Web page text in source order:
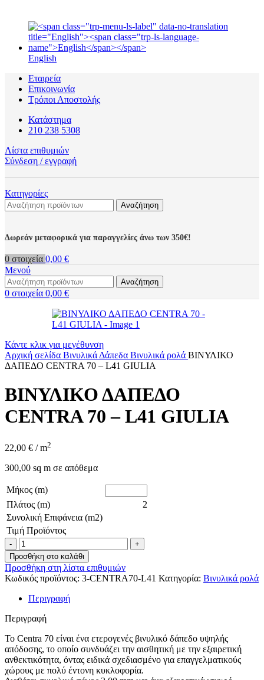
English
Εταιρεία
Επικοινωνία
Τρόποι Αποστολής
Κατάστημα
210 238 5308
Λίστα επιθυμιών
Σύνδεση / εγγραφή
Κατηγορίες
Αναζήτηση
Δωρεάν μεταφορικά για παραγγελίες άνω των 350€!
0 στοιχεία 0,00 €
Μενού
Αναζήτηση
0 στοιχεία 0,00 €
Κάντε κλικ για μεγέθυνση
Αρχική σελίδα Βινυλικά Δάπεδα Βινυλικά ρολά ΒΙΝΥΛΙΚΟ
ΔΑΠΕΔΟ CENTRA 70 – L41 GIULIA
ΒΙΝΥΛΙΚΟ ΔΑΠΕΔΟ
CENTRA 70 – L41 GIULIA
22,00 € / m2
300,00 sq m σε απόθεμα
Μήκος (m)
Πλάτος (m)
2
Συνολική Επιφάνεια (m2)
Τιμή Προϊόντος
Προσθήκη στο καλάθι
Προσθήκη στη λίστα επιθυμιών
Κωδικός προϊόντος: 3-CENTRA70-L41 Κατηγορία: Βινυλικά ρολά
Περιγραφή
Περιγραφή
Το Centra 70 είναι ένα ετερογενές βινυλικό δάπεδο υψηλής
απόδοσης, το οποίο συνδυάζει την αισθητική με την εξαιρετική
ανθεκτικότητα, όντας ειδικά σχεδιασμένο για επαγγελματικούς
χώρους με πολύ έντονη κυκλοφορία.